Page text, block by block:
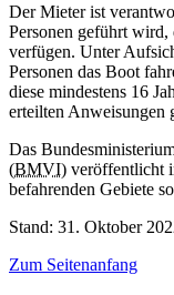
Der Mieter ist
Personen geführt
verfügen. Unter
Personen das Boot
diese mindestens 16
erteilten Anweisungen
Das
(BMVI) veröffentlicht
befahrenden Gebiete
Stand: 31. Oktober
Zum Seitenanfang